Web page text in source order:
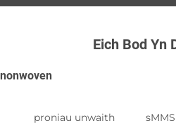
Eich Bod Yn
nonwoven
proniau unwaith